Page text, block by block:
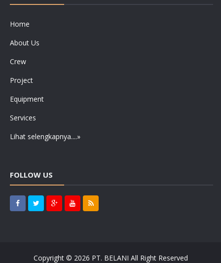
Home
About Us
Crew
Project
Equipment
Services
Lihat selengkapnya....»
FOLLOW US
Copyright © 2026 PT. BELANI All Right Reserved